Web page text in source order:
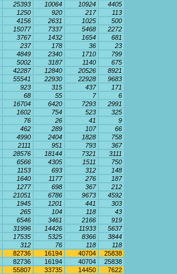
25393 10064 10924
4405
1250 920 217
113
4156 2631 1025
500
15077 7337 5468
2272
3767 1432 1654
681
237 178 36
23
4849 2340 1710
799
5002 3187 1140
675
42287 12840 20526
8921
55541 22930 22928
9683
923 315 437
171
68 55 7
6
16704 6420 7293
2991
1602 754 523
325
76 26 41
9
462 289 107
66
4990 2404 1828
758
2111 951 793
367
28576 18144 7321
3111
6566 4305 1511
750
1153 693 312
148
1640 1177 276
187
1277 698 367
212
21051 6786 9673
4592
1945 1201 441
303
265 104 118
43
6546 3461 2166
919
31996 14426 11933
5637
17535 5325 8366
3844
312 76 118
118
82736 16194 40704
25838
82736 16194 40704
25838
55807 33735 14450
7622